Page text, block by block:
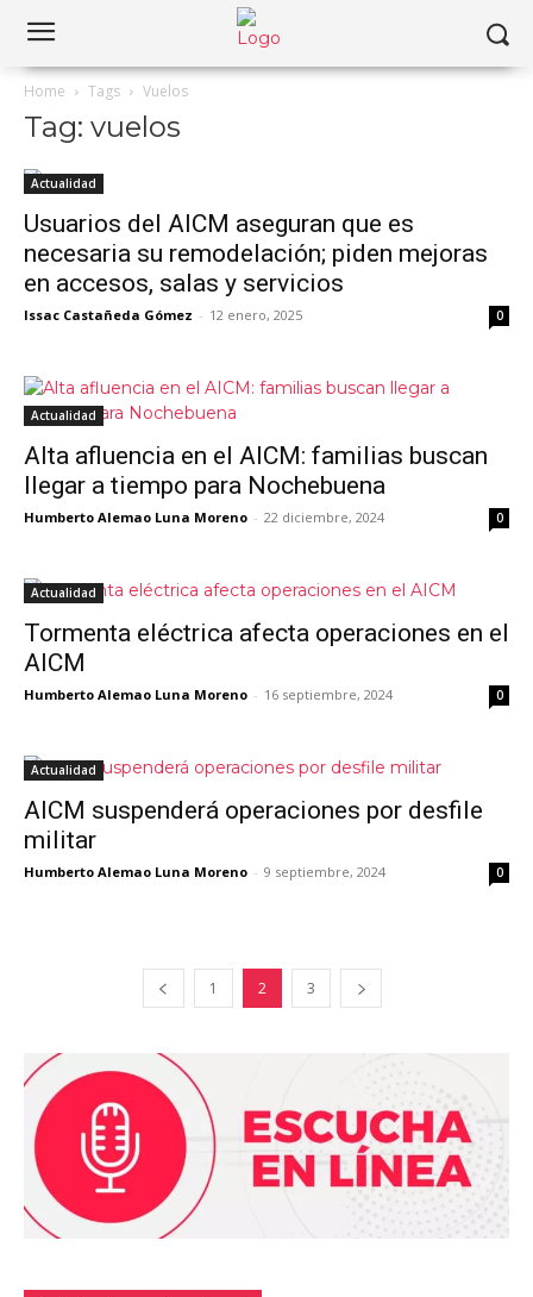
Home Tags Vuelos
Tag: vuelos
Actualidad
Usuarios del AICM aseguran que es
necesaria su remodelación; piden mejoras
en accesos, salas y servicios
Issac Castañeda Gómez - 12 enero, 2025 0
Actualidad
Alta afluencia en el AICM: familias buscan
llegar a tiempo para Nochebuena
Humberto Alemao Luna Moreno - 22 diciembre, 2024 0
Actualidad
Tormenta eléctrica afecta operaciones en el
AICM
Humberto Alemao Luna Moreno - 16 septiembre, 2024 0
Actualidad
AICM suspenderá operaciones por desfile
militar
Humberto Alemao Luna Moreno - 9 septiembre, 2024 0
1 2 3